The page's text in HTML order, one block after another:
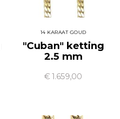
14 KARAAT GOUD
"Cuban" ketting
2.5 mm
€ 1.659,00